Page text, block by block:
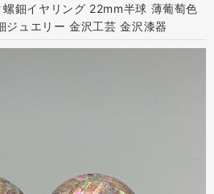
螺鈿イヤリング 22mm半球 薄葡萄色
ジュエリー 金沢工芸 金沢漆器